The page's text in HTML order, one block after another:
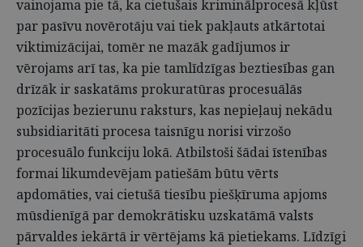
vainojama pie tā, ka cietušais kriminālprocesā kļūst
par pasīvu novērotāju vai tiek pakļauts atkārtotai
viktimizācijai, tomēr ne mazāk gadījumos ir
vērojams arī tas, ka pie tamlīdzīgas beztiesības gan
drīzāk ir saskatāms prokuratūras procesuālās
pozīcijas bezierunu raksturs, kas nepieļauj nekādu
subsidiaritāti procesa taisnīgu norisi virzošo
procesuālo funkciju lokā. Atbilstoši šādai īstenības
formai likumdevējam patiešām būtu vērts
apdomāties, vai cietušā tiesību piešķīruma apjoms
mūsdienīgā par demokrātisku uzskatāmā valsts
pārvaldes iekārtā ir vērtējams kā pietiekams. Līdzīgi